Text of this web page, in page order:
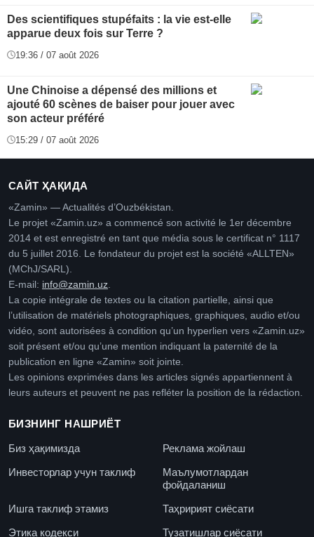
Des scientifiques stupéfaits : la vie est-elle
apparue deux fois sur Terre ?
19:36 / 07 août 2026
Une Chinoise a dépensé des millions et
ajouté 60 scènes de baiser pour jouer avec
son acteur préféré
15:29 / 07 août 2026
САЙТ ҲАҚИДА
«Zamin» — Actualités d’Ouzbékistan.
Le projet «Zamin.uz» a commencé son activité le 1er décembre
2014 et est enregistré en tant que média sous le certificat n° 1117
du 5 juillet 2016. Le fondateur du projet est la société «ALLTEN»
(MChJ/SARL).
E-mail: info@zamin.uz
La copie intégrale de textes ou la citation partielle, ainsi que
l’utilisation de matériels photographiques, graphiques, audio et/ou
vidéo, sont autorisées à condition qu’un hyperlien vers «Zamin.uz»
soit présent et/ou qu’une mention indiquant la paternité de la
publication en ligne «Zamin» soit jointe.
Les opinions exprimées dans les articles signés appartiennent à
leurs auteurs et peuvent ne pas refléter la position de la rédaction.
БИЗНИНГ НАШРИЁТ
Биз ҳақимизда
Реклама жойлаш
Инвесторлар учун таклиф
Маълумотлардан
фойдаланиш
Ишга таклиф этамиз
Таҳририят сиёсати
Этика кодекси
Тузатишлар сиёсати